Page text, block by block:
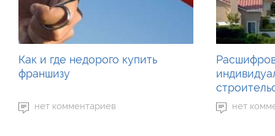
Как и где недорого купить
франшизу
нет комментариев нет